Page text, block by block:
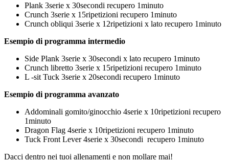
Plank 3serie x 30secondi recupero 1minuto
Crunch 3serie x 15ripetizioni recupero 1minuto
Crunch obliqui 3serie x 12ripetizioni x lato recupero 1minuto
Esempio di programma intermedio
Side Plank 3serie x 30secondi x lato recupero 1minuto
Crunch libretto 3serie x 15ripetizioni recupero 1minuto
L -sit Tuck 3serie x 20secondi recupero 1minuto
Esempio di programma avanzato
Addominali gomito/ginocchio 4serie x 10ripetizioni recupero
1minuto
Dragon Flag 4serie x 10ripetizioni recupero 1minuto
Tuck Front Lever 4serie x 30secondi recupero 1minuto
Dacci dentro nei tuoi allenamenti e non mollare mai!